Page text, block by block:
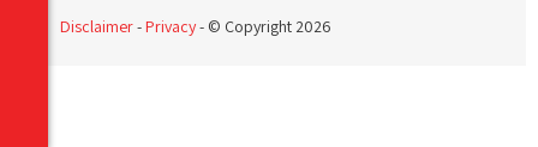
Disclaimer-Privacy- © Copyright 2026